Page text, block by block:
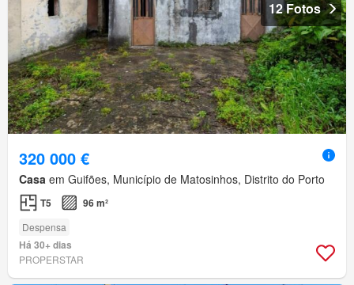
12 Fotos
320 000 €
Casa em Guifões, Município de Matosinhos, Distrito do Porto
T5 96 m²
Despensa
Há 30+ dias
PROPERSTAR